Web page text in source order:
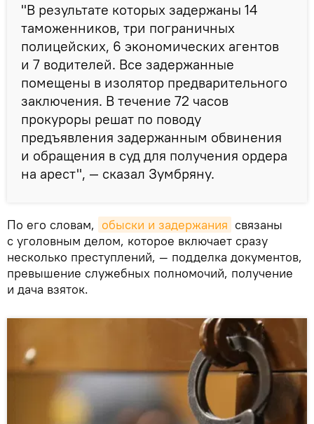
"В результате которых задержаны 14
таможенников, три пограничных
полицейских, 6 экономических агентов
и 7 водителей. Все задержанные
помещены в изолятор предварительного
заключения. В течение 72 часов
прокуроры решат по поводу
предъявления задержанным обвинения
и обращения в суд для получения ордера
на арест", — сказал Зумбряну.
По его словам, обыски и задержания связаны
с уголовным делом, которое включает сразу
несколько преступлений, — подделка документов,
превышение служебных полномочий, получение
и дача взяток.